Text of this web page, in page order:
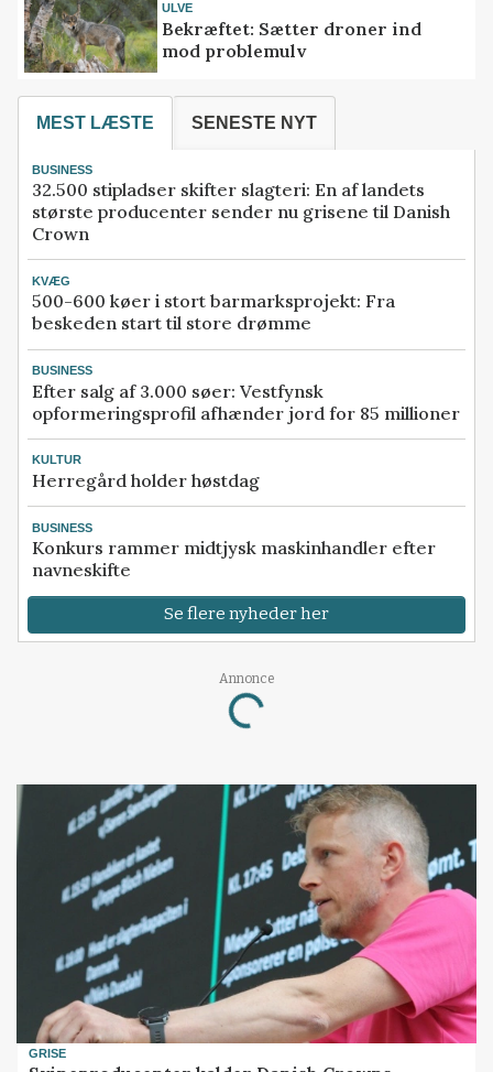
ULVE
Bekræftet: Sætter droner ind
mod problemulv
MEST LÆSTE SENESTE NYT
BUSINESS
32.500 stipladser skifter slagteri: En af landets
største producenter sender nu grisene til Danish
Crown
KVÆG
500-600 køer i stort barmarksprojekt: Fra
beskeden start til store drømme
BUSINESS
Efter salg af 3.000 søer: Vestfynsk
opformeringsprofil afhænder jord for 85 millioner
KULTUR
Herregård holder høstdag
BUSINESS
Konkurs rammer midtjysk maskinhandler efter
navneskifte
Se flere nyheder her
Annonce
Loading...
GRISE